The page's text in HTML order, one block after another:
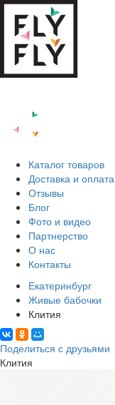
Каталог товаров
Доставка и оплата
Отзывы
Блог
Фото и видео
Партнерство
О нас
Контакты
Екатеринбург
Живые бабочки
Клития
Поделиться с друзьями
Клития